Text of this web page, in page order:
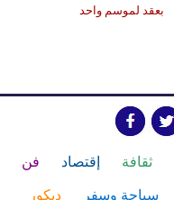
بعقد لموسم واحد
ثقافة إقتصاد فن
سياحة وسفر ديكور